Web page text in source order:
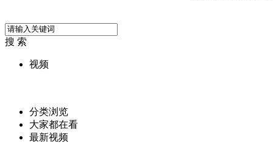
搜 索
视频
分类浏览
大家都在看
最新视频